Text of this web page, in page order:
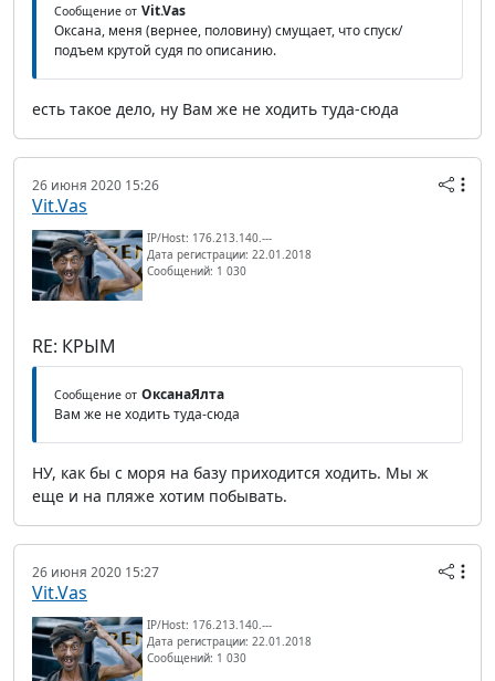
Сообщение от Vit.Vas
Оксана, меня (вернее, половину) смущает, что спуск/
подъем крутой судя по описанию.
есть такое дело, ну Вам же не ходить туда-сюда
26 июня 2020 15:26
Vit.Vas
IP/Host: 176.213.140.---
Дата регистрации: 22.01.2018
Сообщений: 1 030
RE: КРЫМ
Сообщение от ОксанаЯлта
Вам же не ходить туда-сюда
НУ, как бы с моря на базу приходится ходить. Мы ж
еще и на пляже хотим побывать.
26 июня 2020 15:27
Vit.Vas
IP/Host: 176.213.140.---
Дата регистрации: 22.01.2018
Сообщений: 1 030